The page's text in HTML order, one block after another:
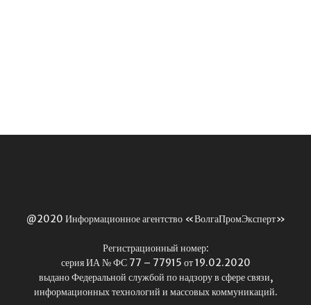
@2020 Информационное агентство «ВолгаПромЭксперт»
Регистрационный номер:
серия ИА № ФС 77 – 77915 от 19.02.2020
выдано Федеральной службой по надзору в сфере связи,
информационных технологий и массовых коммуникаций.